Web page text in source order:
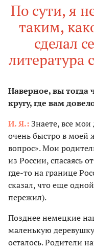
По сути, я
таким,
сделал
литература
Наверное, вы тогда
кругу, где вам
И. Я.:Знаете, все
очень быстро в моей
вопрос». Мои
из России, спасаясь
где-то на границе
сказал, что еще
пережил).
Позднее немецкие
маленькую
осталось. Родители